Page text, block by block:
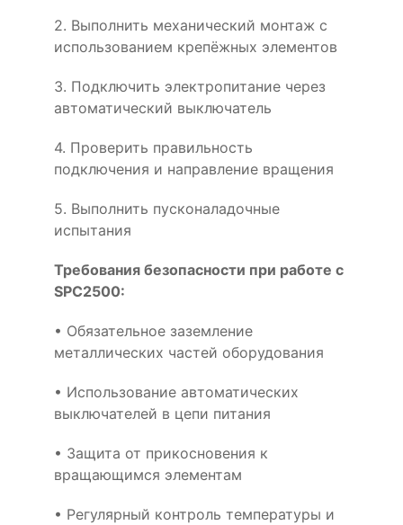
2. Выполнить механический монтаж с
использованием крепёжных элементов
3. Подключить электропитание через
автоматический выключатель
4. Проверить правильность
подключения и направление вращения
5. Выполнить пусконаладочные
испытания
Требования безопасности при работе с
SPC2500:
• Обязательное заземление
металлических частей оборудования
• Использование автоматических
выключателей в цепи питания
• Защита от прикосновения к
вращающимся элементам
• Регулярный контроль температуры и